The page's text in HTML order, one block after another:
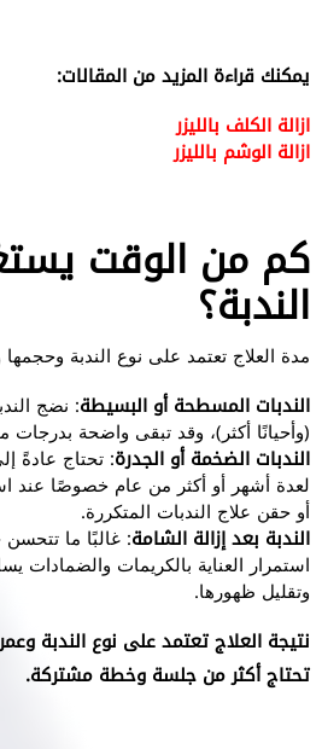
يمكنك قراءة المزيد من المقالات:
ازالة الكلف بالليزر
ازالة الوشم بالليزر
كم من الوقت
الندبة؟
مدة العلاج تعتمد على نوع الندبة وحجمها
الندبات المسطحة أو البسيطة
(وأحيانًا أكثر)، وقد تبقى واضحة بدرجات
الندبات الضخمة أو الجدرة: تحتاج عادةً
لعدة أشهر أو أكثر من عام خصوصًا عند
أو حقن علاج الندبات المتكررة.
الندبة بعد إزالة الشامة: غالبًا ما تتحسن
استمرار العناية بالكريمات والضمادات
وتقليل ظهورها.
نتيجة العلاج تعتمد على نوع الندبة
تحتاج أكثر من جلسة وخطة مشتركة.